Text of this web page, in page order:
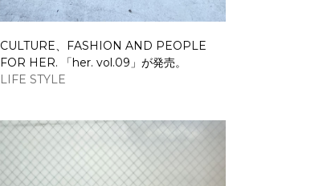
CULTURE、FASHION AND PEOPLE
FOR HER. 「her. vol.09」が発売。
LIFE STYLE